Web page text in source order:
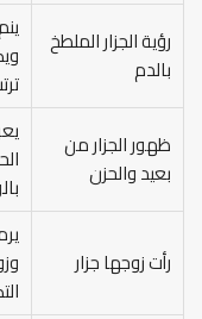
رؤية الجزار الملطخ
بالدم
ظهور الجزار من
بعيد والحزن
رأت زوجها جزار